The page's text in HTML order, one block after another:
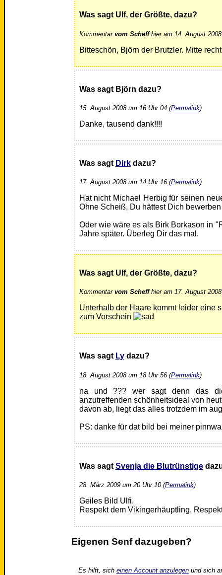
Was sagt Ulf, der Größte, dazu?
Kommentar vom Scheffhier am 14. August
Bitteschön, Björn der Brutzler. Mitte
Was sagt Björn dazu?
15. August 2008 um 16 Uhr 04 (Permalink)
Danke, tausend dank!!!!
Was sagt Dirkdazu?
17. August 2008 um 14 Uhr 16 (Permalink)
Hat nicht Michael Herbig für seinen
Ohne Scheiß, Du hättest Dich
Oder wie wäre es als Birk Borkason in
Jahre später. Überleg Dir das mal.
Was sagt Ulf, der Größte, dazu?
Kommentar vom Scheffhier am 17. August
Unterhalb der Haare kommt leider eine
zum Vorschein
Was sagt Lydazu?
18. August 2008 um 18 Uhr 56 (Permalink)
na und ??? wer sagt denn das
anzutreffenden schönheitsideal von
davon ab, liegt das alles trotzdem im
PS: danke für dat bild bei meiner
Was sagt Svenja die Blutrünstige
28. März 2009 um 20 Uhr 10 (Permalink)
Geiles Bild Ulfi.
Respekt dem Vikingerhäuptling.
Eigenen Senf dazugeben?
Es hilft, sich einen Account anzulegenund sich